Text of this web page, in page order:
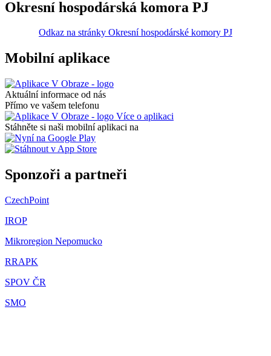
Okresní hospodárská komora PJ
Odkaz na stránky Okresní hospodárské komory PJ
Mobilní aplikace
Aktuální informace od nás
Přímo ve vašem telefonu
Více o aplikaci
Stáhněte si naši mobilní aplikaci na
Sponzoři a partneři
CzechPoint
IROP
Mikroregion Nepomucko
RRAPK
SPOV ČR
SMO